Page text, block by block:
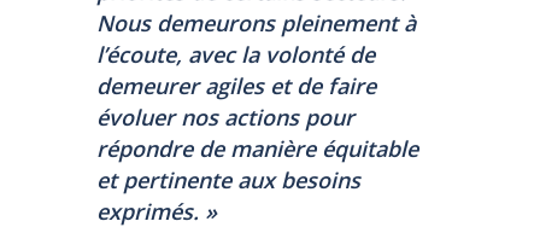
Nous demeurons pleinement à
l’écoute, avec la volonté de
demeurer agiles et de faire
évoluer nos actions pour
répondre de manière équitable
et pertinente aux besoins
exprimés. »